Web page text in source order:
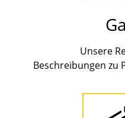
Unsere
Beschreibungen zu